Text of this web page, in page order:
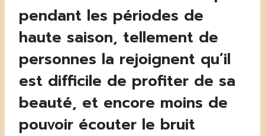
pendant les périodes de
haute saison, tellement de
personnes la rejoignent qu’il
est difficile de profiter de sa
beauté, et encore moins de
pouvoir écouter le bruit